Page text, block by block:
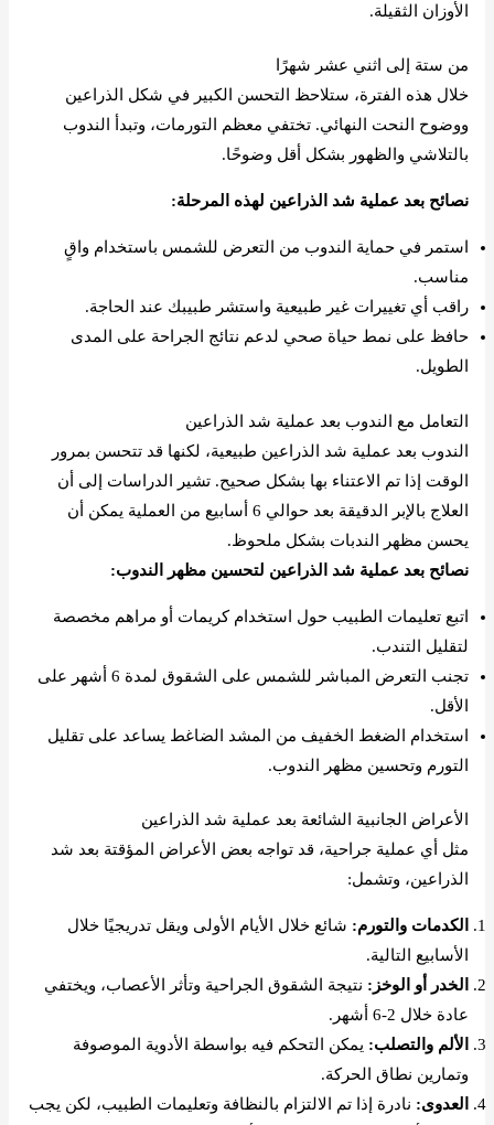
الأوزان الثقيلة.
من ستة إلى اثني عشر شهرًا
خلال هذه الفترة، ستلاحظ التحسن الكبير في شكل الذراعين
ووضوح النحت النهائي. تختفي معظم التورمات، وتبدأ الندوب
بالتلاشي والظهور بشكل أقل وضوحًا.
نصائح بعد عملية شد الذراعين لهذه المرحلة:
استمر في حماية الندوب من التعرض للشمس باستخدام واقٍ
مناسب.
راقب أي تغييرات غير طبيعية واستشر طبيبك عند الحاجة.
حافظ على نمط حياة صحي لدعم نتائج الجراحة على المدى
الطويل.
التعامل مع الندوب بعد عملية شد الذراعين
الندوب بعد عملية شد الذراعين طبيعية، لكنها قد تتحسن بمرور
الوقت إذا تم الاعتناء بها بشكل صحيح. تشير الدراسات إلى أن
العلاج بالإبر الدقيقة بعد حوالي 6 أسابيع من العملية يمكن أن
يحسن مظهر الندبات بشكل ملحوظ.
نصائح بعد عملية شد الذراعين لتحسين مظهر الندوب:
اتبع تعليمات الطبيب حول استخدام كريمات أو مراهم مخصصة
لتقليل التندب.
تجنب التعرض المباشر للشمس على الشقوق لمدة 6 أشهر على
الأقل.
استخدام الضغط الخفيف من المشد الضاغط يساعد على تقليل
التورم وتحسين مظهر الندوب.
الأعراض الجانبية الشائعة بعد عملية شد الذراعين
مثل أي عملية جراحية، قد تواجه بعض الأعراض المؤقتة بعد شد
الذراعين، وتشمل:
الكدمات والتورم: شائع خلال الأيام الأولى ويقل تدريجيًا خلال
الأسابيع التالية.
الخدر أو الوخز: نتيجة الشقوق الجراحية وتأثر الأعصاب، ويختفي
عادة خلال 2-6 أشهر.
الألم والتصلب: يمكن التحكم فيه بواسطة الأدوية الموصوفة
وتمارين نطاق الحركة.
العدوى: نادرة إذا تم الالتزام بالنظافة وتعليمات الطبيب، لكن يجب